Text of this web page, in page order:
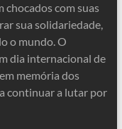
com suas
sua solidariedade,
o mundo. O
dia internacional de
memória dos
continuar a lutar por